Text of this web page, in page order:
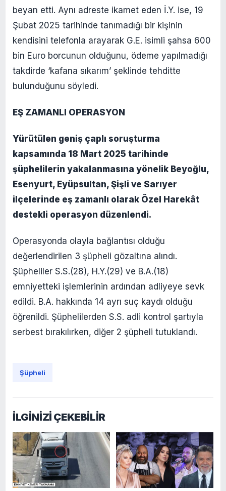
beyan etti. Aynı adreste ikamet eden İ.Y. ise, 19
Şubat 2025 tarihinde tanımadığı bir kişinin
kendisini telefonla arayarak G.E. isimli şahsa 600
bin Euro borcunun olduğunu, ödeme yapılmadığı
takdirde ‘kafana sıkarım’ şeklinde tehditte
bulunduğunu söyledi.
EŞ ZAMANLI OPERASYON
Yürütülen geniş çaplı soruşturma
kapsamında 18 Mart 2025 tarihinde
şüphelilerin yakalanmasına yönelik Beyoğlu,
Esenyurt, Eyüpsultan, Şişli ve Sarıyer
ilçelerinde eş zamanlı olarak Özel Harekât
destekli operasyon düzenlendi.
Operasyonda olayla bağlantısı olduğu
değerlendirilen 3 şüpheli gözaltına alındı.
Şüpheliler S.S.(28), H.Y.(29) ve B.A.(18)
emniyetteki işlemlerinin ardından adliyeye sevk
edildi. B.A. hakkında 14 ayrı suç kaydı olduğu
öğrenildi. Şüphelilerden S.S. adli kontrol şartıyla
serbest bırakılırken, diğer 2 şüpheli tutuklandı.
Şüpheli
İLGİNİZİ ÇEKEBİLİR